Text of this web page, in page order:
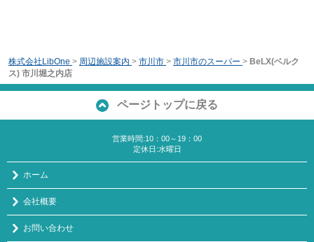
株式会社LibOne > 周辺施設案内 > 市川市 > 市川市のスーパー > BeLX(ベルク
ス) 市川堀之内店
ページトップに戻る
営業時間:10：00～19：00
定休日:水曜日
ホーム
会社概要
お問い合わせ